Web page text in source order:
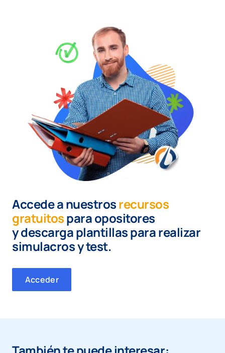
Accede a nuestrosrecursos
gratuitospara opositores
ydescarga plantillas para realizar
simulacros y test.
Acceder